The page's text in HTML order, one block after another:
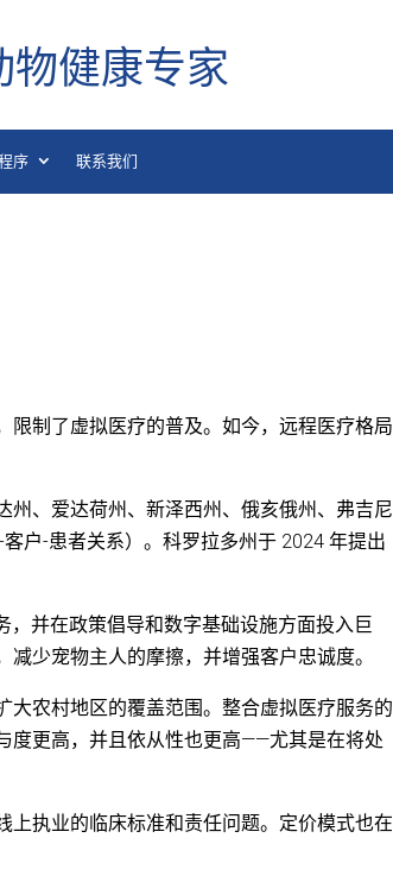
物健康专家
序 联系我们
限制了虚拟医疗的普及。如今，远程医疗格局
州、爱达荷州、新泽西州、俄亥俄州、弗吉尼
户-患者关系）。科罗拉多州于 2024 年提出
，并在政策倡导和数字基础设施方面投入巨
少宠物主人的摩擦，并增强客户忠诚度。
农村地区的覆盖范围。整合虚拟医疗服务的
度更高，并且依从性也更高——尤其是在将处
执业的临床标准和责任问题。定价模式也在